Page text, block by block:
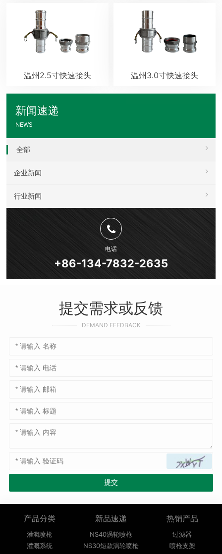
温州2.5寸快速接头 温州3.0寸快速接头
新闻速递
NEWS
全部
企业新闻
行业新闻
电话
+86-134-7832-2635
提交需求或反馈
DEMAND FEEDBACK
产品分类
灌溉喷枪
灌溉系统
新品速递
NS40涡轮喷枪
NS30短款涡轮喷枪
热销产品
过滤器
喷枪支架